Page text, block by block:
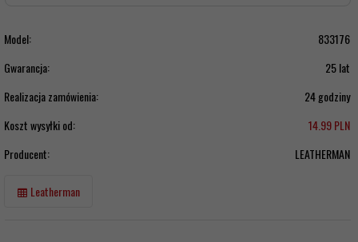
Model:
833176
Gwarancja:
25 lat
Realizacja zamówienia:
24 godziny
Koszt wysyłki od:
14.99 PLN
Producent:
LEATHERMAN
Leatherman